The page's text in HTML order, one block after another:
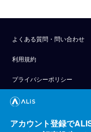
よくある質問・問い合わせ
利用規約
プライバシーポリシー
公式アナウンス
技術ブログ
アカウント登録で